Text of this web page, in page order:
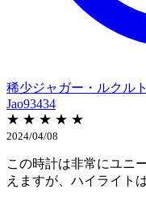
稀少ジャガー・ルクル
Jao93434
★ ★ ★ ★ ★
2024/04/08
この時計は非常にユニ
えますが、ハイライト